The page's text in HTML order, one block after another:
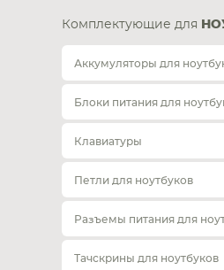
Комплектующие для
Аккумуляторы для
Блоки питания для
Клавиатуры
Петли для ноутбуков
Разъемы питания для
Тачскрины для ноутбуков